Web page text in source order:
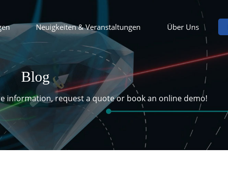
Neuigkeiten & Veranstaltungen Über Uns
Blog
information, request a quote or book an online demo!